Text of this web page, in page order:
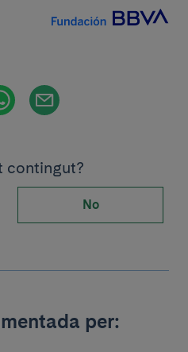
contingut?
No
per: